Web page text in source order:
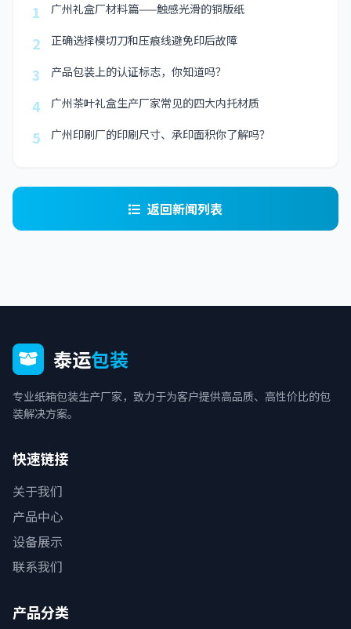
1
广州礼盒厂材料篇——触感光滑的铜版纸
2 正确选择模切刀和压痕线避免印后故障
3 产品包装上的认证标志，你知道吗？
4 广州茶叶礼盒生产厂家常见的四大内托材质
5 广州印刷厂的印刷尺寸、承印面积你了解吗？
返回新闻列表
泰运包装
专业纸箱包装生产厂家，致力于为客户提供高品质、高性价比的包
装解决方案。
快速链接
关于我们
产品中心
设备展示
联系我们
产品分类